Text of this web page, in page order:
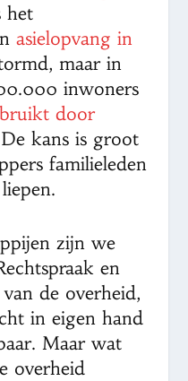
het
asielopvang in
maar in
inwoners
door
kans is groot
familieleden
zijn we
en
de overheid,
in eigen hand
Maar wat
overheid